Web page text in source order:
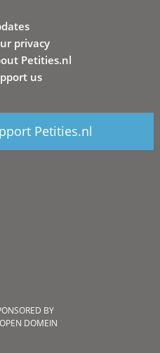
privacy
Petities.nl
us
Petities.nl
BY
DOMEIN